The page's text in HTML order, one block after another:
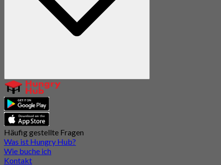
Häufig gestellte Fragen
Was ist Hungry Hub?
Wie buche ich
Kontakt